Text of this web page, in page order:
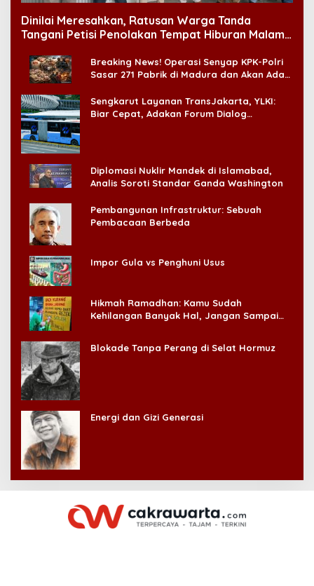
Dinilai Meresahkan, Ratusan Warga Tanda
Tangani Petisi Penolakan Tempat Hiburan Malam
Breaking News! Operasi Senyap KPK-Polri
Sasar 271 Pabrik di Madura dan Akan Ada
Sengkarut Layanan TransJakarta, YLKI:
Biar Cepat, Adakan Forum Dialog
Diplomasi Nuklir Mandek di Islamabad,
Analis Soroti Standar Ganda Washington
Pembangunan Infrastruktur: Sebuah
Pembacaan Berbeda
Impor Gula vs Penghuni Usus
Hikmah Ramadhan: Kamu Sudah
Kehilangan Banyak Hal, Jangan Sampai
Blokade Tanpa Perang di Selat Hormuz
Energi dan Gizi Generasi